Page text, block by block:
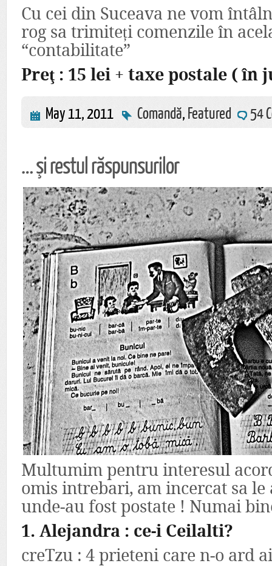
Cu cei din Suceava ne vom
rog sa trimiteți comenzile în
“contabilitate”
Preţ : 15 lei + taxe postale ( în
May 11, 2011 Comandă,Featured 54
… şi restul răspunsurilor
Multumim pentru interesul
omis intrebari, am incercat sa le
unde-au fost postate ! Numai
1. Alejandra : ce-i Ceilalti?
creTzu : 4 prieteni care n-o ard